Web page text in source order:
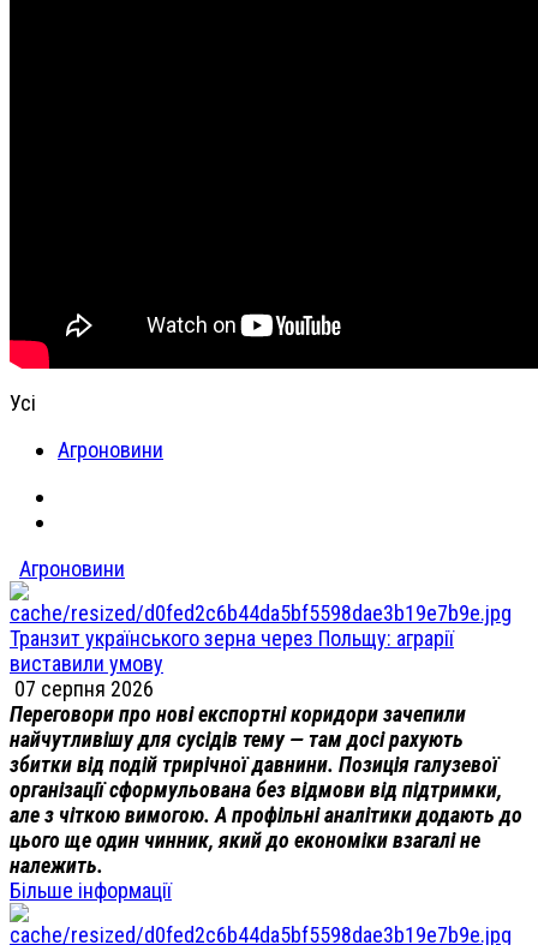
Усі
Агроновини
Агроновини
Транзит українського зерна через Польщу: аграрії
виставили умову
07 серпня 2026
Переговори про нові експортні коридори зачепили
найчутливішу для сусідів тему — там досі рахують
збитки від подій трирічної давнини. Позиція галузевої
організації сформульована без відмови від підтримки,
але з чіткою вимогою. А профільні аналітики додають до
цього ще один чинник, який до економіки взагалі не
належить.
Більше інформації